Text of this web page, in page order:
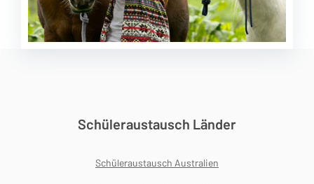
Schüleraustausch Länder
Schüleraustausch Australien